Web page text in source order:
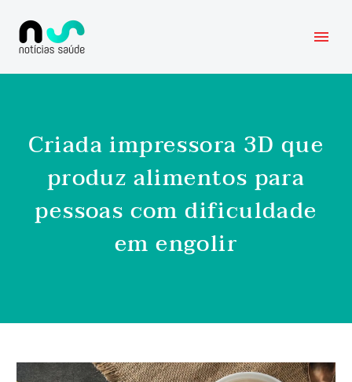
Criada impressora 3D que
produz alimentos para
pessoas com dificuldade
em engolir